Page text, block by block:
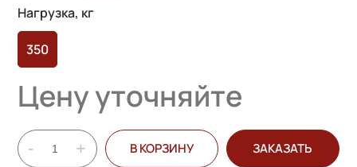
Нагрузка, кг
350
Цену уточняйте
- + В КОРЗИНУ ЗАКАЗАТЬ